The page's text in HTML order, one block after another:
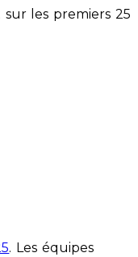
les premiers 25
. Les équipes